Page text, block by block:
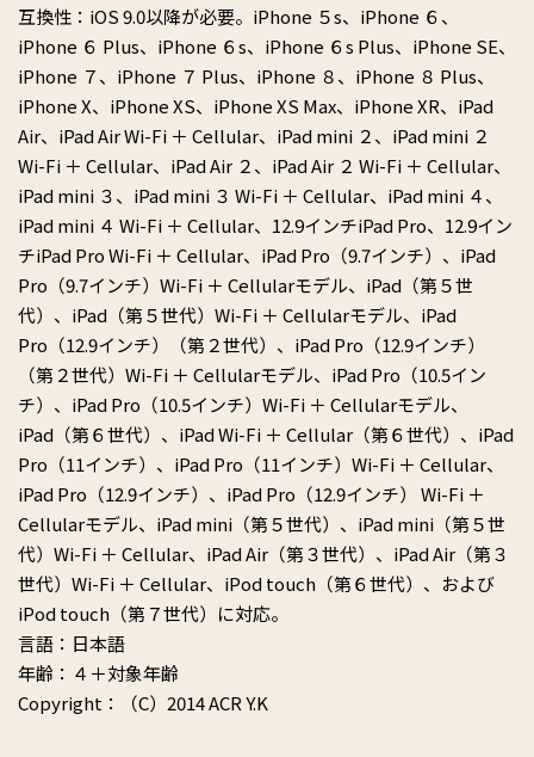
互換性：iOS 9.0以降が必要。iPhone ５s、iPhone ６、
iPhone ６ Plus、iPhone ６s、iPhone ６s Plus、iPhone SE、
iPhone ７、iPhone ７ Plus、iPhone ８、iPhone ８ Plus、
iPhone X、iPhone XS、iPhone XS Max、iPhone XR、iPad
Air、iPad Air Wi-Fi ＋ Cellular、iPad mini ２、iPad mini ２
Wi-Fi ＋ Cellular、iPad Air ２、iPad Air ２ Wi-Fi ＋ Cellular、
iPad mini ３、iPad mini ３ Wi-Fi ＋ Cellular、iPad mini ４、
iPad mini ４ Wi-Fi ＋ Cellular、12.9インチiPad Pro、12.9イン
チiPad Pro Wi-Fi ＋ Cellular、iPad Pro（9.7インチ）、iPad
Pro（9.7インチ）Wi-Fi ＋ Cellularモデル、iPad（第５世
代）、iPad（第５世代）Wi-Fi ＋ Cellularモデル、iPad
Pro（12.9インチ）（第２世代）、iPad Pro（12.9インチ）
（第２世代）Wi-Fi ＋ Cellularモデル、iPad Pro（10.5イン
チ）、iPad Pro（10.5インチ）Wi-Fi ＋ Cellularモデル、
iPad（第６世代）、iPad Wi-Fi ＋ Cellular（第６世代）、iPad
Pro（11インチ）、iPad Pro（11インチ）Wi-Fi ＋ Cellular、
iPad Pro（12.9インチ）、iPad Pro（12.9インチ） Wi-Fi ＋
Cellularモデル、iPad mini（第５世代）、iPad mini（第５世
代）Wi-Fi ＋ Cellular、iPad Air（第３世代）、iPad Air（第３
世代）Wi-Fi ＋ Cellular、iPod touch（第６世代）、および
iPod touch（第７世代）に対応。
言語：日本語
年齢：４＋対象年齢
Copyright：（C）2014 ACR Y.K